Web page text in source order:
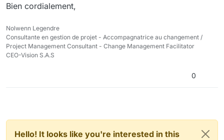
Bien cordialement,
Nolwenn Legendre
Consultante en gestion de projet - Accompagnatrice au changement /
Project Management Consultant - Change Management Facilitator
CEO-Vision S.A.S
0
Hello! It looks like you're interested in this